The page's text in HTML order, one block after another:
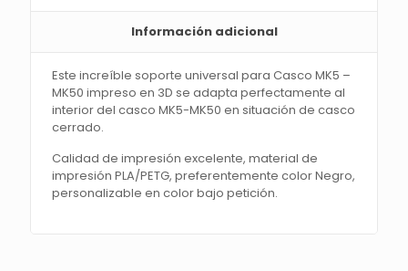
Información adicional
Este increíble soporte universal para Casco MK5 –
MK50 impreso en 3D se adapta perfectamente al
interior del casco MK5-MK50 en situación de casco
cerrado.
Calidad de impresión excelente, material de
impresión PLA/PETG, preferentemente color Negro,
personalizable en color bajo petición.